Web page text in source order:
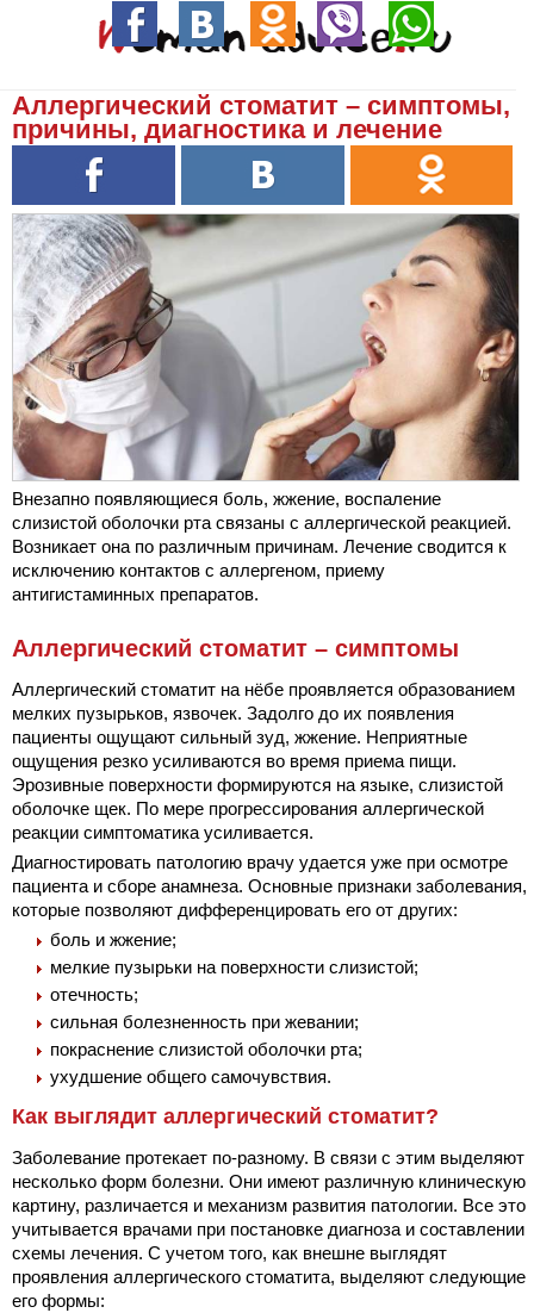
Аллергический стоматит – симптомы,
причины, диагностика и лечение
Внезапно появляющиеся боль, жжение, воспаление
слизистой оболочки рта связаны с аллергической реакцией.
Возникает она по различным причинам. Лечение сводится к
исключению контактов с аллергеном, приему
антигистаминных препаратов.
Аллергический стоматит – симптомы
Аллергический стоматит на нёбе проявляется образованием
мелких пузырьков, язвочек. Задолго до их появления
пациенты ощущают сильный зуд, жжение. Неприятные
ощущения резко усиливаются во время приема пищи.
Эрозивные поверхности формируются на языке, слизистой
оболочке щек. По мере прогрессирования аллергической
реакции симптоматика усиливается.
Диагностировать патологию врачу удается уже при осмотре
пациента и сборе анамнеза. Основные признаки заболевания,
которые позволяют дифференцировать его от других:
боль и жжение;
мелкие пузырьки на поверхности слизистой;
отечность;
сильная болезненность при жевании;
покраснение слизистой оболочки рта;
ухудшение общего самочувствия.
Как выглядит аллергический стоматит?
Заболевание протекает по-разному. В связи с этим выделяют
несколько форм болезни. Они имеют различную клиническую
картину, различается и механизм развития патологии. Все это
учитывается врачами при постановке диагноза и составлении
схемы лечения. С учетом того, как внешне выглядят
проявления аллергического стоматита, выделяют следующие
его формы: